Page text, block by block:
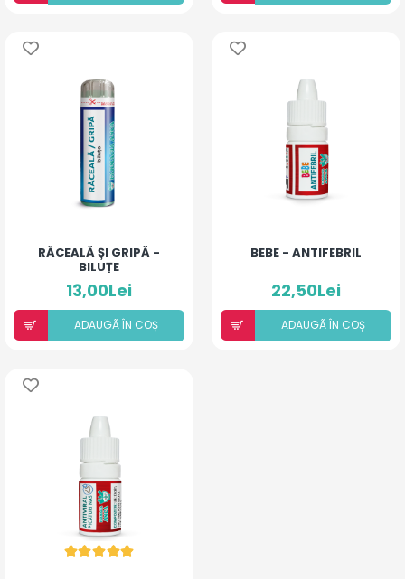
RĂCEALĂ ȘI GRIPĂ -
BILUȚE
13,00Lei
ADAUGÃ ÎN COȘ
BEBE - ANTIFEBRIL
22,50Lei
ADAUGÃ ÎN COȘ